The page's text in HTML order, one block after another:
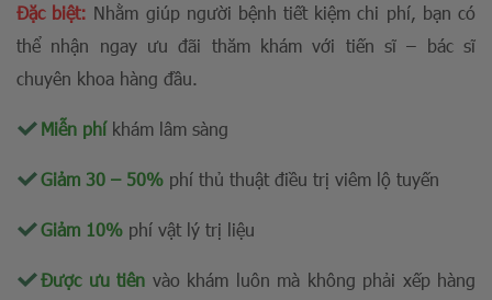
Đặc biệt: Nhằm giúp người bệnh tiết kiệm chi phí, bạn có
thể nhận ngay ưu đãi thăm khám với tiến sĩ – bác sĩ
chuyên khoa hàng đầu.
Miễn phí khám lâm sàng
Giảm 30 – 50% phí thủ thuật điều trị viêm lộ tuyến
Giảm 10% phí vật lý trị liệu
Được ưu tiên vào khám luôn mà không phải xếp hàng